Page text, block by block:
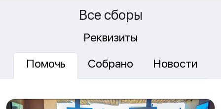
Все сборы
Помочь Собрано Новости
Реквизиты